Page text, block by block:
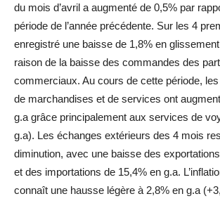
du mois d’avril a augmenté de 0,5% par
période de l’année précédente. Sur les 4
enregistré une baisse de 1,8% en
raison de la baisse des commandes des
commerciaux. Au cours de cette période,
de marchandises et de services ont
g.a grâce principalement aux services de
g.a). Les échanges extérieurs des 4 mois
diminution, avec une baisse des
et des importations de 15,4% en g.a.
connaît une hausse légère à 2,8% en g.a